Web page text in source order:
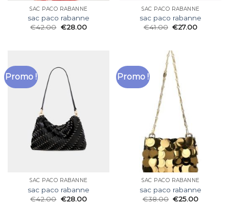
SAC PACO RABANNE
sac paco rabanne
€42.00 €28.00
SAC PACO RABANNE
sac paco rabanne
€41.00 €27.00
Promo !
SAC PACO RABANNE
sac paco rabanne
€42.00 €28.00
Promo !
SAC PACO RABANNE
sac paco rabanne
€38.00 €25.00